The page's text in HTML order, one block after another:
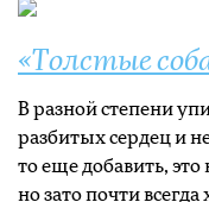
«Толстые
В разной степени
разбитых сердец и
то еще добавить,
но зато почти